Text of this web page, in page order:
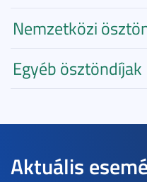
Nemzetközi
Egyéb ösztöndíjak
Aktuális